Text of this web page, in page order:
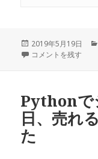
投
稿
2019年5月19日
udemyのLinuxサー
コメントを残す
Pythonで
日、売れ
た